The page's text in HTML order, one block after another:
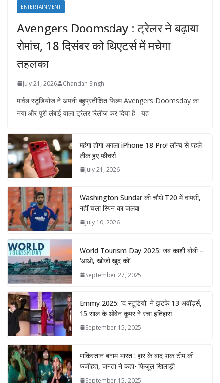
ENTERTAINMENT
Avengers Doomsday : ट्रेलर ने बढ़ाया
रोमांच, 18 दिसंबर को थिएटर्स में मचेगा
तहलका
July 21, 2026 Chandan Singh
मार्वल स्टूडियोज ने अपनी बहुप्रतीक्षित फिल्म Avengers Doomsday का
नया और पूरी लंबाई वाला ट्रेलर रिलीज़ कर दिया है। यह
महंगा होगा अगला iPhone 18 Pro! लॉन्च से पहले
लीक हुए फीचर्स
July 21, 2026
Washington Sundar की चौथे T20 में वापसी,
नहीं चला स्पिन का जलवा
July 10, 2026
World Tourism Day 2025: जब काशी बोली –
‘आओ, खोजो खुद को’
September 27, 2025
Emmy 2025: ‘द स्टूडियो’ ने झटके 13 अवॉर्ड्स,
15 साल के ओवेन कूपर ने रचा इतिहास
September 15, 2025
पाकिस्तान बनाम भारत : हार के बाद पाक टीम की
फजीहत, जनता ने कहा- फिजूल खिलाड़ी
September 15, 2025